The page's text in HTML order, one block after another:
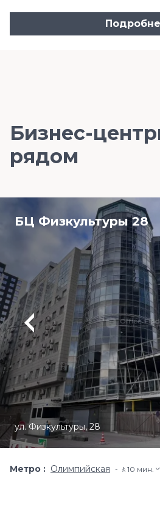
Бизнес-
рядом
БЦ Физкультуры 28
ул. Физкультуры, 28
Метро Олимпийская 🚶10 мин.